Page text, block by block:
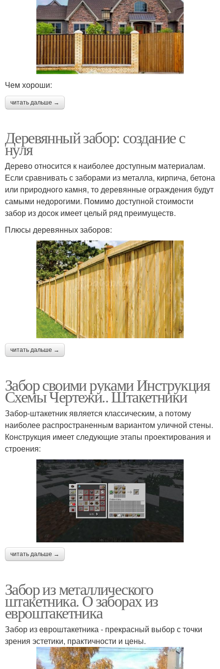
Чем хороши:
читать дальше →
Деревянный забор: создание с
нуля
Дерево относится к наиболее доступным материалам.
Если сравнивать с заборами из металла, кирпича, бетона
или природного камня, то деревянные ограждения будут
самыми недорогими. Помимо доступной стоимости
забор из досок имеет целый ряд преимуществ.
Плюсы деревянных заборов:
читать дальше →
Забор своими руками Инструкция
Схемы Чертежи.. Штакетники
Забор-штакетник является классическим, а потому
наиболее распространенным вариантом уличной стены.
Конструкция имеет следующие этапы проектирования и
строения:
читать дальше →
Забор из металлического
штакетника. О заборах из
евроштакетника
Забор из евроштакетника - прекрасный выбор с точки
зрения эстетики, практичности и цены.